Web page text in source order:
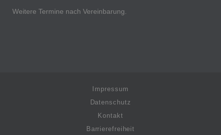
Weitere Termine nach Vereinbarung.
Impressum
Datenschutz
Kontakt
Barrierefreiheit